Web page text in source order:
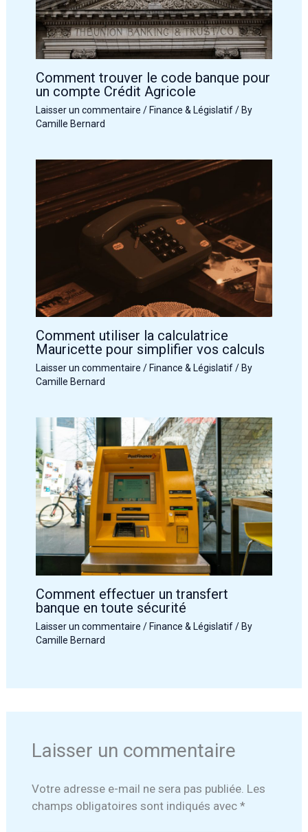
Comment trouver le code banque pour
un compte Crédit Agricole
Laisser un commentaire /Finance & Législatif/ By
Camille Bernard
Comment utiliser la calculatrice
Mauricette pour simplifier vos calculs
Laisser un commentaire / Finance & Législatif/ By
Camille Bernard
Comment effectuer un transfert
banque en toute sécurité
Laisser un commentaire / Finance & Législatif/ By
Camille Bernard
Laisser un commentaire
Votre adresse e-mail ne sera pas publiée. Les
champs obligatoires sont indiqués avec *